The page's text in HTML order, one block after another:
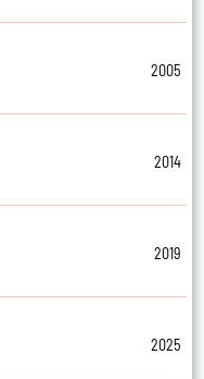
2005
2014
2019
2025